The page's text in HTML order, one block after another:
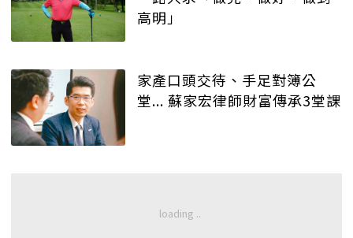
高明」
家產口頭交待、手足對簿公
堂... 蘇家宏律師財富傳承3堂課